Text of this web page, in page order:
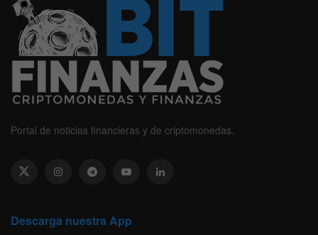
Portal de noticias financieras y de criptomonedas.
Descarga nuestra App